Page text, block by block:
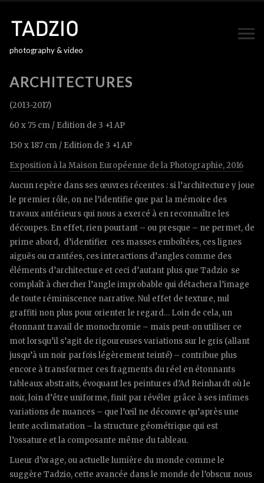
photography & video
ARCHITECTURES
(2013-2017)
60 x 75 cm / Edition de 3 +1 AP
150 x 187 cm / Edition de 3 +1 AP
Exposition à la Maison Européenne de la Photographie, 2016
Aucun repère dans ses œuvres récentes : si l’architecture y joue
le premier rôle, on ne l’identifie que par la mémoire des
travaux antérieurs qui nous a exercé à en reconnaître les
découpes. En effet, rien pourtant – ou presque – ne permet, de
prime abord, d’identifier ces masses emboîtées, ces lignes
aiguës ou crantées, ces interactions d’angles comme des
éléments d’architecture et ceci d’autant plus que Tadzio se
complaît à chercher l’angle improbable qui détachera l’image
de toute réminiscence narrative. Nul effet de texture, nul
graffiti non plus pour orienter le regard… Loin de cela, un
étonnant travail de monochromie – mais peut-on utiliser ce
mot lorsqu’il s’agit de rigoureuses variations sur le gris (allant
jusqu’à un noir parfois légèrement teinté) – contribue plus
encore à transformer ces fragments du réel en étonnants
tableaux abstraits, évoquant les peintures d’Ad Reinhardt où le
noir, loin d’être uniforme, finit par révéler grâce à ses infimes
variations de nuances – que l’œil ne découvre qu’après une
lente acclimatation – la structure géométrique qui est
l’ossature et la composante même du tableau.
Lueur d’orage, ou actuelle lumière du monde comme le
suggère Tadzio, cette avancée dans le monde de l’obscur nous